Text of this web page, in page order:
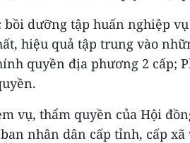
bồi dưỡng tập huấn nghiệp
hiệu quả tập trung vào
quyền địa phương 2 cấp;
vụ, thẩm quyền của Hội
nhân dân cấp tỉnh, cấp